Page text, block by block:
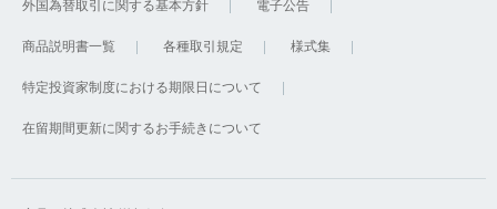
外国為替取引に関する基本方針 電子公告
商品説明書一覧 各種取引規定 様式集
特定投資家制度における期限日について
在留期間更新に関するお手続きについて